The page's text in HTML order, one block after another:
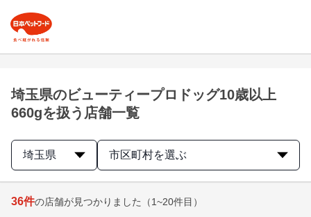
埼玉県のビューティープロドッグ10歳以上
660gを扱う店舗一覧
埼玉県 市区町村を選ぶ
36件の店舗が見つかりました （1~20件目）